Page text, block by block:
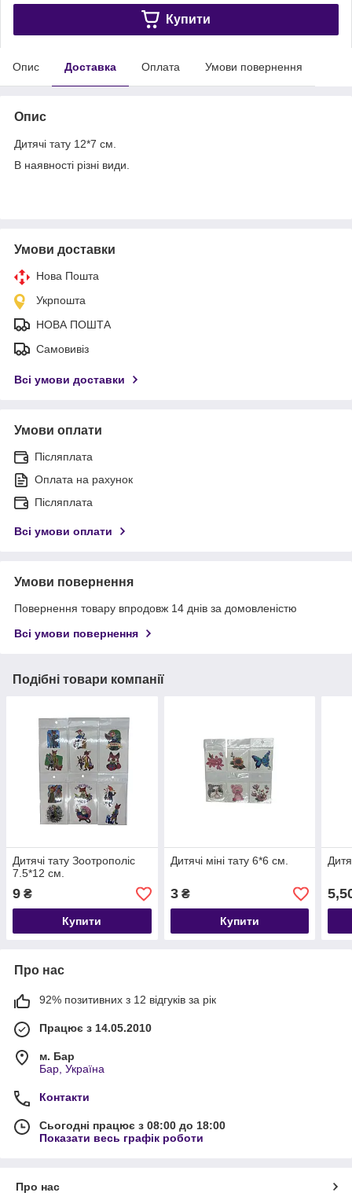
Купити
Опис Доставка Оплата Умови повернення
Опис
Дитячі тату 12*7 см.
В наявності різні види.
Умови доставки
Нова Пошта
Укрпошта
НОВА ПОШТА
Самовивіз
Всі умови доставки
Умови оплати
Післяплата
Оплата на рахунок
Післяплата
Всі умови оплати
Умови повернення
Повернення товару впродовж 14 днів за домовленістю
Всі умови повернення
Подібні товари компанії
Дитячі тату Зоотрополіс
7.5*12 см.
9 ₴
Купити
Дитячі міні тату 6*6 см.
3₴
Купити
Про нас
92% позитивних з 12 відгуків за рік
Працює з 14.05.2010
м. Бар
Бар, Україна
Контакти
Сьогодні працює з 08:00 до 18:00
Показати весь графік роботи
Про нас